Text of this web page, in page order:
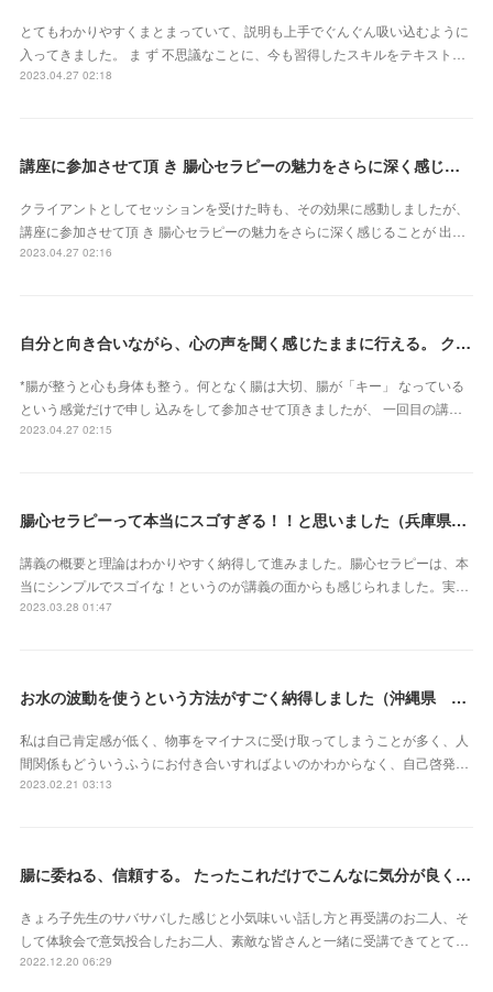
とてもわかりやすくまとまっていて、説明も上手でぐんぐん吸い込むように
入ってきました。 ま ず 不思議なことに、今も習得したスキルをテキスト…
2023.04.27 02:18
講座に参加させて頂 き 腸心セラピーの魅力をさらに深く感じることが 出来ました（東京都・森由希子さん）
クライアントとしてセッションを受けた時も、その効果に感動しましたが、
講座に参加させて頂 き 腸心セラピーの魅力をさらに深く感じることが 出…
2023.04.27 02:16
自分と向き合いながら、心の声を聞く感じたままに行える。 クライアントさん主体で行うとこ ろが本当に素晴らしいです（新潟県・佐藤よしみさん）
*腸が整うと心も身体も整う。何となく腸は大切、腸が「キー」 なっている
という感覚だけで申し 込みをして参加させて頂きましたが、 一回目の講…
2023.04.27 02:15
腸心セラピーって本当にスゴすぎる！！と思いました（兵庫県 M・Oさん）
講義の概要と理論はわかりやすく納得して進みました。腸心セラピーは、本
当にシンプルでスゴイな！というのが講義の面からも感じられました。実…
2023.03.28 01:47
お水の波動を使うという方法がすごく納得しました（沖縄県 S・Mさん）
私は自己肯定感が低く、物事をマイナスに受け取ってしまうことが多く、人
間関係もどういうふうにお付き合いすればよいのかわからなく、自己啓発…
2023.02.21 03:13
腸に委ねる、信頼する。 たったこれだけでこんなに気分が良くなれるなんて本当にスゴイ‼︎（東京都 會澤亜紀さん）
きょろ子先生のサバサバした感じと小気味いい話し方と再受講のお二人、そ
して体験会で意気投合したお二人、素敵な皆さんと一緒に受講できてとて…
2022.12.20 06:29